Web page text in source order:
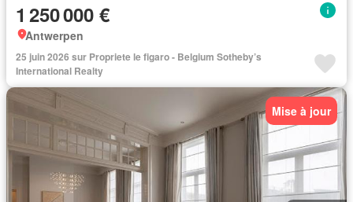
1 250 000 €
Antwerpen
25 juin 2026 sur Propriete le figaro - Belgium Sotheby’s
International Realty
Mise à jour